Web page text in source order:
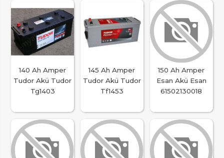
140 Ah Amper
Tudor Akü Tudor
Tg1403
145 Ah Amper
Tudor Akü Tudor
Tf1453
150 Ah Amper
Esan Akü Esan
61502130018